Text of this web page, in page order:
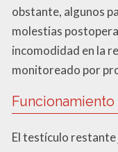
obstante, algunos
molestias
incomodidad en la
monitoreado por
El testículo restante